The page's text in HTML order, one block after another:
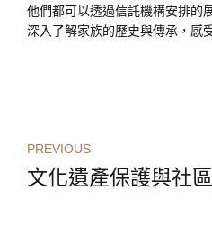
他們都可以透過信託機構安排的
深入了解家族的歷史與傳承，感
PREVIOUS
文化遺產保護與社